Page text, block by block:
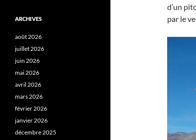
d’un
par le
ARCHIVES
août 2026
juillet 2026
juin 2026
mai 2026
avril 2026
mars 2026
février 2026
janvier 2026
décembre 2025